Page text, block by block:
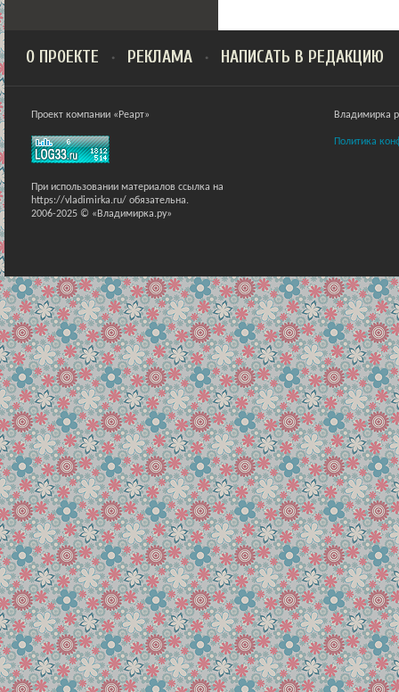
О ПРОЕКТЕ РЕКЛАМА НАПИСАТЬ В РЕДАКЦИЮ
Проект компании «Реарт»
При использовании материалов ссылка на
https://vladimirka.ru/ обязательна.
2006-2025 © «Владимирка.ру»
Владимирка
Политика